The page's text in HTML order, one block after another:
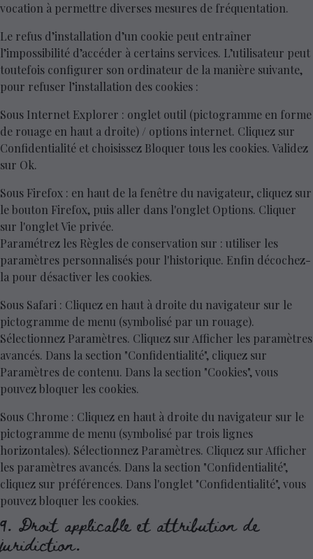
vocation à permettre diverses mesures de fréquentation.
Le refus d’installation d’un cookie peut entraîner
l’impossibilité d’accéder à certains services. L’utilisateur peut
toutefois configurer son ordinateur de la manière suivante,
pour refuser l’installation des cookies :
Sous Internet Explorer : onglet outil (pictogramme en forme
de rouage en haut a droite) / options internet. Cliquez sur
Confidentialité et choisissez Bloquer tous les cookies. Validez
sur Ok.
Sous Firefox : en haut de la fenêtre du navigateur, cliquez sur
le bouton Firefox, puis aller dans l'onglet Options. Cliquer
sur l'onglet Vie privée.
Paramétrez les Règles de conservation sur : utiliser les
paramètres personnalisés pour l'historique. Enfin décochez-
la pour désactiver les cookies.
Sous Safari : Cliquez en haut à droite du navigateur sur le
pictogramme de menu (symbolisé par un rouage).
Sélectionnez Paramètres. Cliquez sur Afficher les paramètres
avancés. Dans la section "Confidentialité", cliquez sur
Paramètres de contenu. Dans la section "Cookies", vous
pouvez bloquer les cookies.
Sous Chrome : Cliquez en haut à droite du navigateur sur le
pictogramme de menu (symbolisé par trois lignes
horizontales). Sélectionnez Paramètres. Cliquez sur Afficher
les paramètres avancés. Dans la section "Confidentialité",
cliquez sur préférences. Dans l'onglet "Confidentialité", vous
pouvez bloquer les cookies.
9. Droit applicable et attribution de
juridiction.